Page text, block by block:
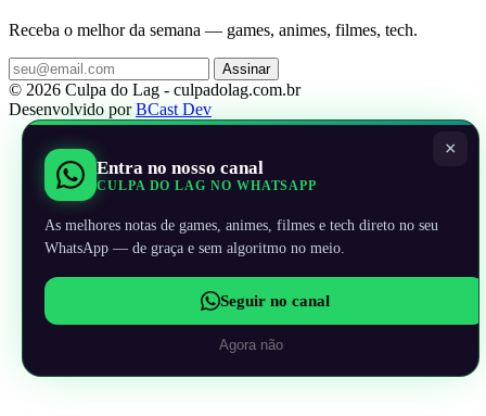
Receba o melhor da semana — games, animes, filmes, tech.
Assinar
© 2026 Culpa do Lag - culpadolag.com.br
Desenvolvido porBCast Dev
×
Entra no nosso canal
CULPA DO LAG NO WHATSAPP
As melhores notas de games, animes, filmes e tech direto no seu
WhatsApp — de graça e sem algoritmo no meio.
Seguir no canal
Agora não